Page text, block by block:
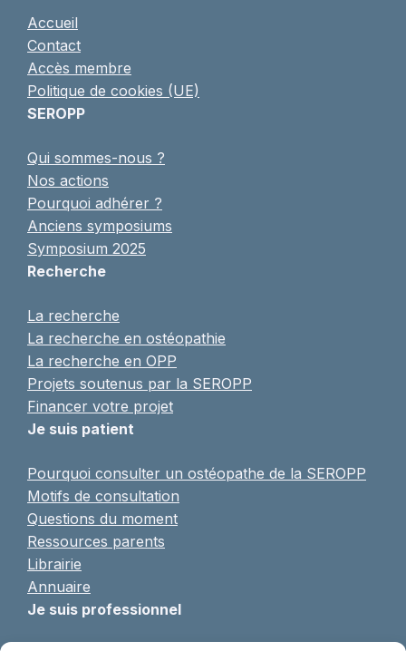
Accueil
Contact
Accès membre
Politique de cookies (UE)
SEROPP
Qui sommes-nous ?
Nos actions
Pourquoi adhérer ?
Anciens symposiums
Symposium 2025
Recherche
La recherche
La recherche en ostéopathie
La recherche en OPP
Projets soutenus par la SEROPP
Financer votre projet
Je suis patient
Pourquoi consulter un ostéopathe de la SEROPP
Motifs de consultation
Questions du moment
Ressources parents
Librairie
Annuaire
Je suis professionnel